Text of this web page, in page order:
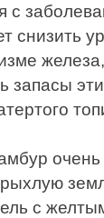
с
снизить
запасы
очень
с